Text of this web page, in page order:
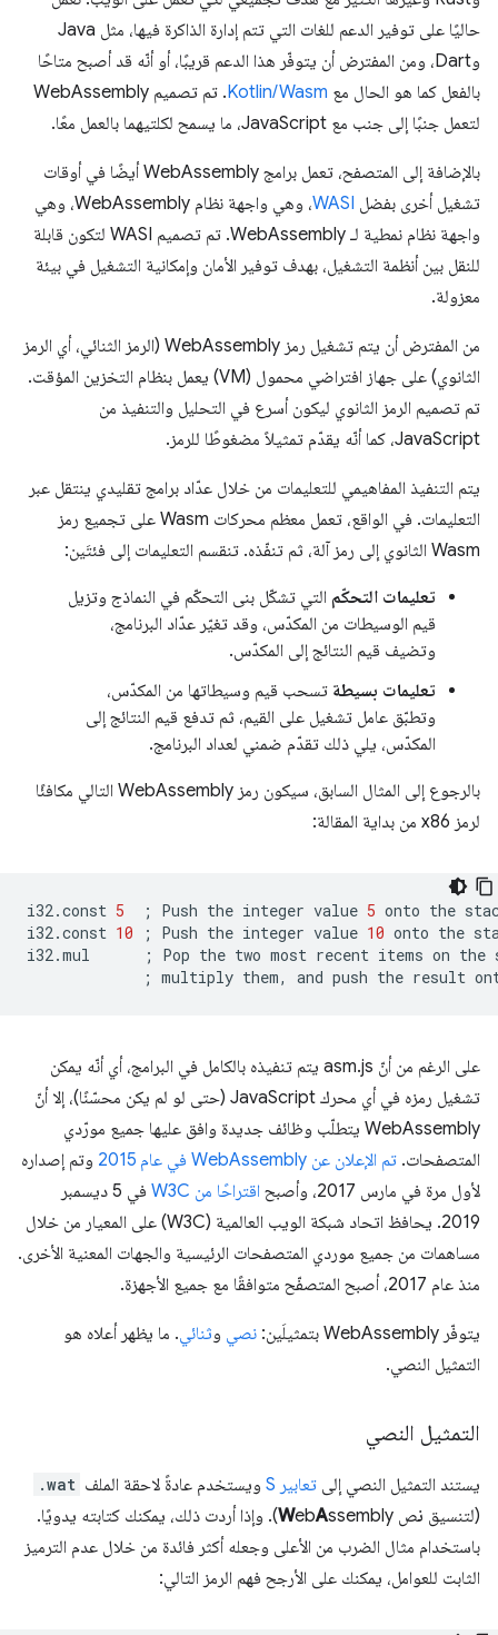
حاليًا على توفير الدعم للغات التي تتم إدارة الذاكرة فيها، مثل Java
وDart، ومن المفترض أن يتوفّر هذا الدعم قريبًا، أو أنّه قد أصبح متاحًا
بالفعل كما هو الحال مع Kotlin/Wasm
. تم تصميم WebAssembly
لتعمل جنبًا إلى جنب مع JavaScript، ما يسمح لكلتيهما بالعمل معًا.
بالإضافة إلى المتصفح، تعمل برامج WebAssembly أيضًا في أوقات
تشغيل أخرى بفضل WASI
، وهي واجهة نظام WebAssembly، وهي
واجهة نظام نمطية لـ WebAssembly. تم تصميم WASI لتكون قابلة
للنقل بين أنظمة التشغيل، بهدف توفير الأمان وإمكانية التشغيل في بيئة
معزولة.
من المفترض أن يتم تشغيل رمز WebAssembly (الرمز الثنائي، أي الرمز
الثانوي) على جهاز افتراضي محمول (VM) يعمل بنظام التخزين المؤقت.
تم تصميم الرمز الثانوي ليكون أسرع في التحليل والتنفيذ من
JavaScript، كما أنّه يقدّم تمثيلاً مضغوطًا للرمز.
يتم التنفيذ المفاهيمي للتعليمات من خلال عدّاد برامج تقليدي ينتقل عبر
التعليمات. في الواقع، تعمل معظم محركات Wasm على تجميع رمز
Wasm الثانوي إلى رمز آلة، ثم تنفّذه. تنقسم التعليمات إلى فئتَين:
تعليمات التحكّم التي تشكّل بنى التحكّم في النماذج وتزيل
قيم الوسيطات من المكدّس، وقد تغيّر عدّاد البرنامج،
وتضيف قيم النتائج إلى المكدّس.
تعليمات بسيطة تسحب قيم وسيطاتها من المكدّس،
وتطبّق عامل تشغيل على القيم، ثم تدفع قيم النتائج إلى
المكدّس، يلي ذلك تقدّم ضمني لعداد البرنامج.
بالرجوع إلى المثال السابق، سيكون رمز WebAssembly التالي مكافئًا
لرمز x86 من بداية المقالة:
i32.const 5 ; Push the integer value 5 onto the
i32.const 10 ; Push the integer value 10 onto the
i32.mul
; Pop the two most recent items on the
; multiply them, and push the result
على الرغم من أنّ asm.js يتم تنفيذه بالكامل في البرامج، أي أنّه يمكن
تشغيل رمزه في أي محرك JavaScript (حتى لو لم يكن محسّنًا)، إلا أنّ
WebAssembly يتطلّب وظائف جديدة وافق عليها جميع مورّدي
المتصفحات. تم الإعلان عن WebAssembly في عام 2015
وتم إصداره
لأول مرة في مارس 2017، وأصبح
اقتراحًا من W3C
في 5 ديسمبر
2019. يحافظ اتحاد شبكة الويب العالمية (W3C) على المعيار من خلال
مساهمات من جميع موردي المتصفحات الرئيسية والجهات المعنية الأخرى.
منذ عام 2017، أصبح المتصفّح متوافقًا مع جميع الأجهزة.
يتوفّر WebAssembly بتمثيلَين: نصي وثنائي. ما يظهر أعلاه هو
التمثيل النصي.
التمثيل النصي
يستند التمثيل النصي إلى تعابير S ويستخدم عادةً لاحقة الملف .wat
(لتنسيق نص WebA
ssembly). وإذا أردت ذلك، يمكنك كتابته يدويًا.
باستخدام مثال الضرب من الأعلى وجعله أكثر فائدة من خلال عدم الترميز
الثابت للعوامل، يمكنك على الأرجح فهم الرمز التالي: